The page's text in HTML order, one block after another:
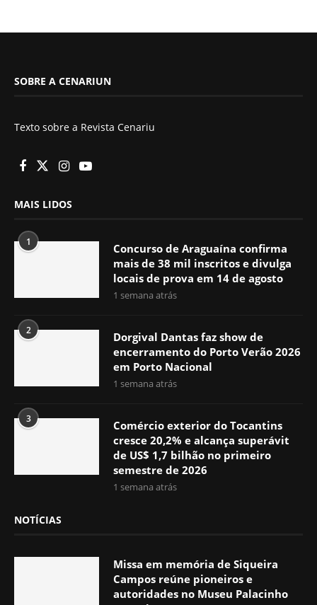
SOBRE A CENARIUN
Texto sobre a Revista Cenariu
MAIS LIDOS
1
Concurso de Araguaína confirma
mais de 38 mil inscritos e divulga
locais de prova em 14 de agosto
1 semana atrás
2
Dorgival Dantas faz show de
encerramento do Porto Verão 2026
em Porto Nacional
1 semana atrás
3
Comércio exterior do Tocantins
cresce 20,2% e alcança superávit
de US$ 1,7 bilhão no primeiro
semestre de 2026
1 semana atrás
NOTÍCIAS
Missa em memória de Siqueira
Campos reúne pioneiros e
autoridades no Museu Palacinho